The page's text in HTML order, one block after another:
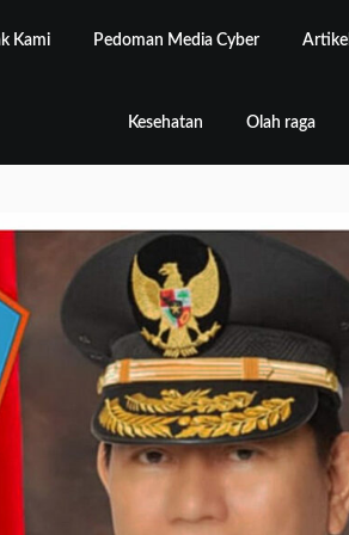
Kami Pedoman Media Cyber Artikel
Kesehatan Olah raga